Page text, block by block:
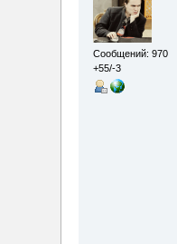
Сообщений: 970
+55/-3